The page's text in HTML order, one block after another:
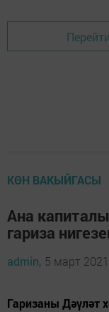
КӨН ВАКЫЙГАСЫ
Ана
гариза
admin, 5 март
Гаризаны Дәүләт